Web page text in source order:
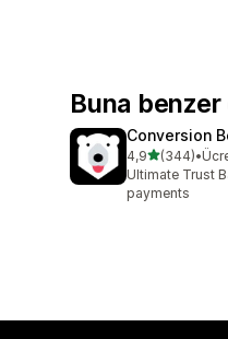
Buna
Conversion
4,95 yıldız
(344)
toplam 344•
Ultimate Trust
payments